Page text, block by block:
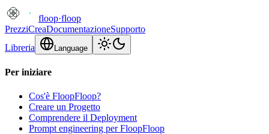
floop·floop
PrezziCreaDocumentazioneSupporto
Libreria
Language
Per iniziare
Cos'è FloopFloop?
Creare un Progetto
Comprendere il Deployment
Prompt engineering per FloopFloop